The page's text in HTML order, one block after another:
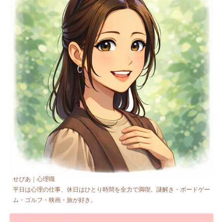
せぴあ｜心理職
平日は心理の仕事、休日はひとり時間を全力で満喫。謎解き・ボードゲー
ム・ゴルフ・映画・旅が好き。